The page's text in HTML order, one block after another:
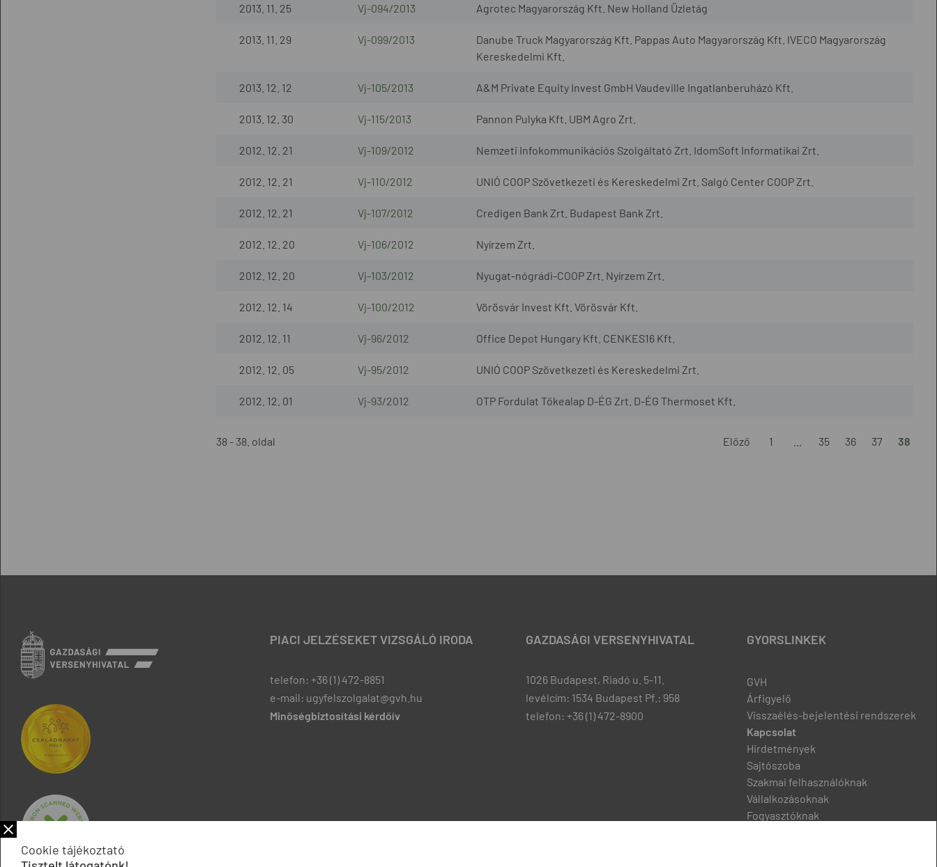
2013. 11. 25 Vj-094/2013 Agrotec Magyarország Kft. New Holland Üzletág
2013. 11. 29 Vj-099/2013
Danube Truck Magyarország Kft. Pappas Auto Magyarország Kft. IVECO Magyarország
Kereskedelmi Kft.
2013. 12. 12 Vj-105/2013 A&M Private Equity Invest GmbH Vaudeville Ingatlanberuházó Kft.
2013. 12. 30 Vj-115/2013 Pannon Pulyka Kft. UBM Agro Zrt.
2012. 12. 21 Vj-109/2012 Nemzeti Infokommunikációs Szolgáltató Zrt. IdomSoft Informatikai Zrt.
2012. 12. 21 Vj-110/2012 UNIÓ COOP Szövetkezeti és Kereskedelmi Zrt. Salgó Center COOP Zrt.
2012. 12. 21 Vj-107/2012 Credigen Bank Zrt. Budapest Bank Zrt.
2012. 12. 20 Vj-106/2012 Nyírzem Zrt.
2012. 12. 20 Vj-103/2012 Nyugat-nógrádi-COOP Zrt. Nyírzem Zrt.
2012. 12. 14 Vj-100/2012 Vörösvár Invest Kft. Vörösvár Kft.
2012. 12. 11 Vj-96/2012 Office Depot Hungary Kft. CENKES16 Kft.
2012. 12. 05 Vj-95/2012 UNIÓ COOP Szövetkezeti és Kereskedelmi Zrt.
2012. 12. 01 Vj-93/2012 OTP Fordulat Tőkealap D-ÉG Zrt. D-ÉG Thermoset Kft.
38 - 38. oldal Előző 1 35 36 37 38
PIACI JELZÉSEKET VIZSGÁLÓ IRODA
telefon: +36 (1) 472-8851
e-mail: ugyfelszolgalat@gvh.hu
Minőségbiztosítási kérdőív
GAZDASÁGI VERSENYHIVATAL
1026 Budapest, Riadó u. 5-11.
levélcím: 1534 Budapest Pf.: 958
telefon: +36 (1) 472-8900
GYORSLINKEK
GVH
Árfigyelő
Visszaélés-bejelentési rendszerek
Kapcsolat
Hirdetmények
Sajtószoba
Szakmai felhasználóknak
Vállalkozásoknak
Fogyasztóknak
Cookie tájékoztató